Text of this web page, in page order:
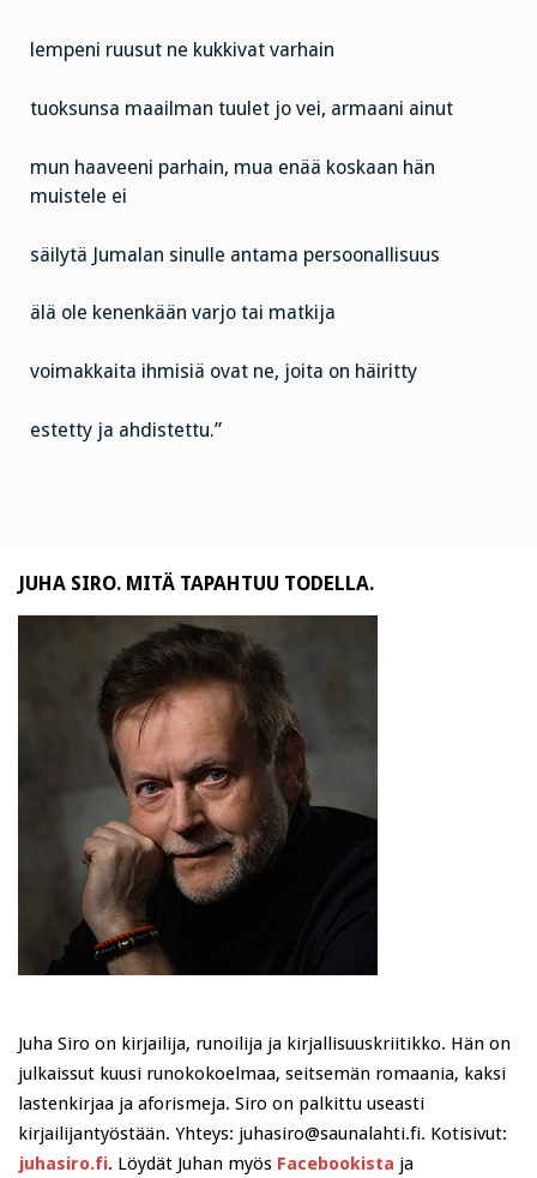
lempeni ruusut ne kukkivat varhain
tuoksunsa maailman tuulet jo vei, armaani ainut
mun haaveeni parhain, mua enää koskaan hän
muistele ei
säilytä Jumalan sinulle antama persoonallisuus
älä ole kenenkään varjo tai matkija
voimakkaita ihmisiä ovat ne, joita on häiritty
estetty ja ahdistettu.”
JUHA SIRO. MITÄ TAPAHTUU TODELLA.
Juha Siro on kirjailija, runoilija ja kirjallisuuskriitikko. Hän on
julkaissut kuusi runokokoelmaa, seitsemän romaania, kaksi
lastenkirjaa ja aforismeja. Siro on palkittu useasti
kirjailijantyöstään. Yhteys: juhasiro@saunalahti.fi. Kotisivut:
juhasiro.fi. Löydät Juhan myös Facebookista ja